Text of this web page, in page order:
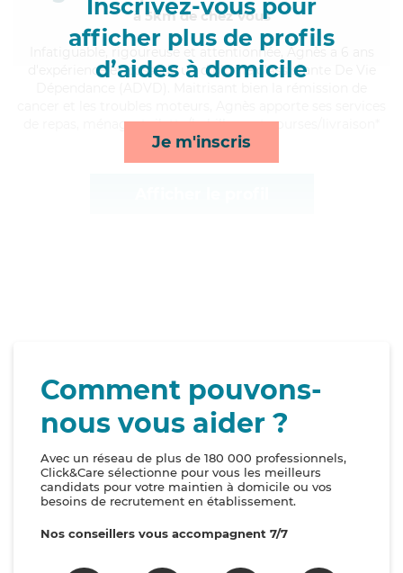
Inscrivez-vous pour
afficher plus de profils
d’aides à domicile
Je m'inscris
à 5km de chez Vous
, rigoureuse et attentionnée, Agnès a 6 ans
d'expérience et possède un diplôme d'Assistante De Vie
de repas, ménage, toilette/habillage et courses/livraison*
Comment pouvons-
nous vous aider ?
Avec un réseau de plus de 180 000 professionnels,
Click&Care sélectionne pour vous les meilleurs
candidats pour votre maintien à domicile ou vos
besoins de recrutement en établissement.
Nos conseillers vous accompagnent 7/7